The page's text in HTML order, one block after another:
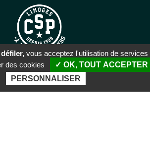
SIÈGE SOCIAL
51 rue Descartes
vous acceptez l'utilisation de services
des cookies
✓ OK, TOUT ACCEPTER
PERSONNALISER